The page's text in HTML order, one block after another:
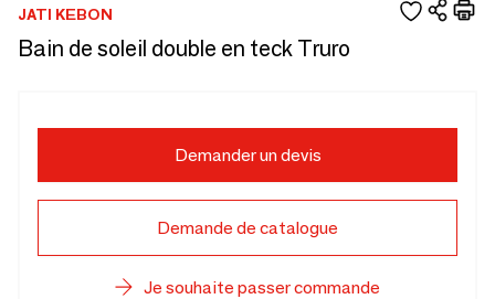
JATI KEBON
Bain de soleil double en teck Truro
Demander un devis
Demande de catalogue
Je souhaite passer commande